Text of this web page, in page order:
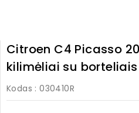
Citroen C4 Picasso
kilimėliai su borteliais
Kodas : 030410R